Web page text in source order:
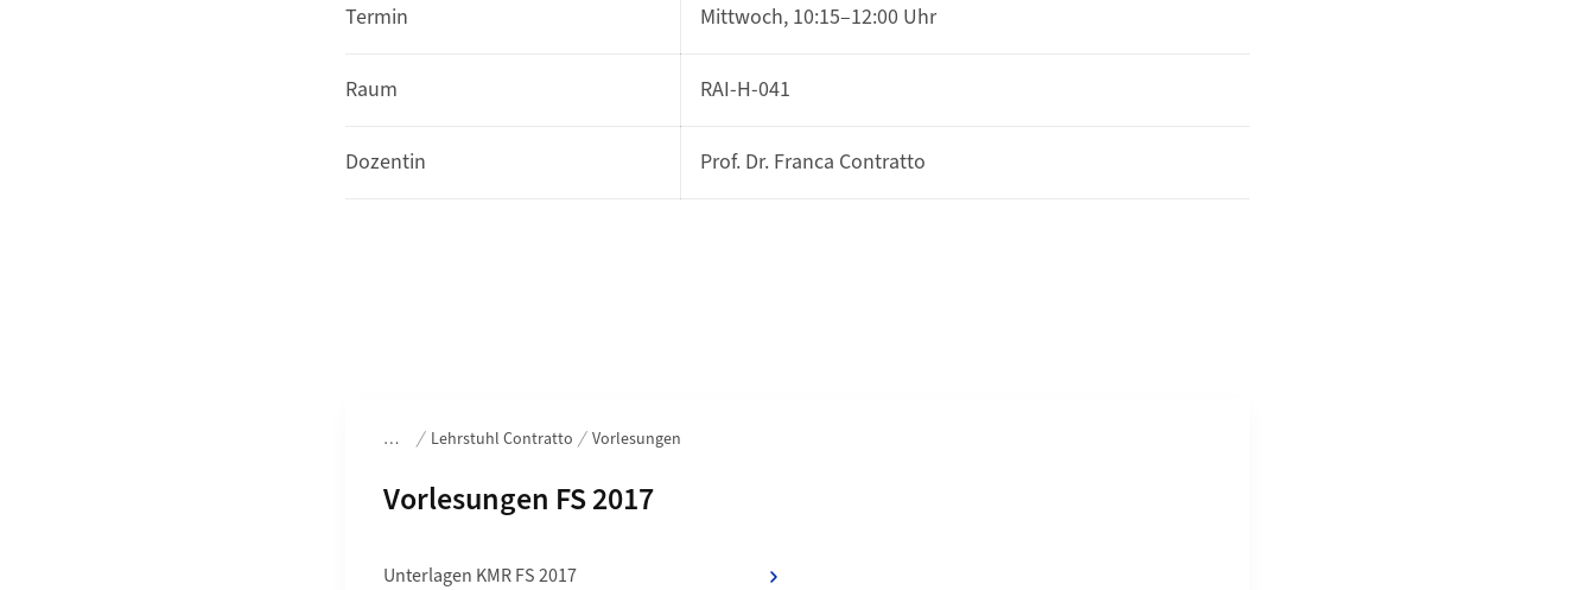
Termin Mittwoch, 10:15–12:00 Uhr
Raum RAI-H-041
Dozentin Prof. Dr. Franca Contratto
Lehrstuhl Contratto Vorlesungen
Unterseiten von
Vorlesungen FS 2017
Unterlagen KMR FS 2017